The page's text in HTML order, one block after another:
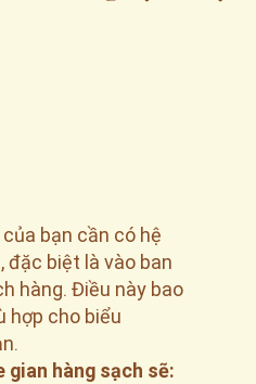
của bạn cần có hệ
đặc biệt là vào ban
hàng. Điều này bao
hợp cho biểu
gian hàng sạch sẽ: